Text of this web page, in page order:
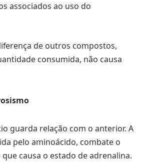
associados ao uso do
de outros compostos,
consumida, não causa
guarda relação com o anterior. A
pelo aminoácido, combate o
causa o estado de adrenalina.